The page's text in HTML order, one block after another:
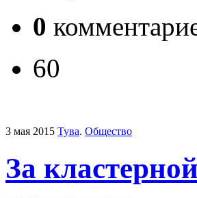
0
60
3 мая 2015 Тува. Общество
За